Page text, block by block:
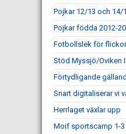
Pojkar 12/13 och 14/
Pojkar födda 2012-
Fotbollslek för
Stöd Myssjö/Oviken
Förtydligande
Snart digitaliserar vi
Herrlaget växlar upp
Moif sportscamp 1-3